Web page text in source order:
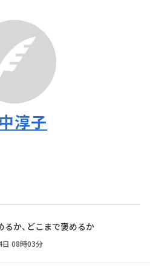
淳子
るか、どこまで褒めるか
08時03分